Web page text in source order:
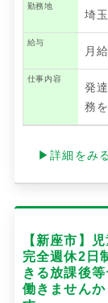
勤務地
埼
給与
月
仕事内容
発
務
▶詳細をみ
【新座市】
完全週休2日
きる放課後
働きません